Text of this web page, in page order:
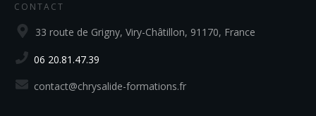
CONTACT
33 route de Grigny, Viry-Châtillon, 91170, France
06 20.81.47.39
contact@chrysalide-formations.fr